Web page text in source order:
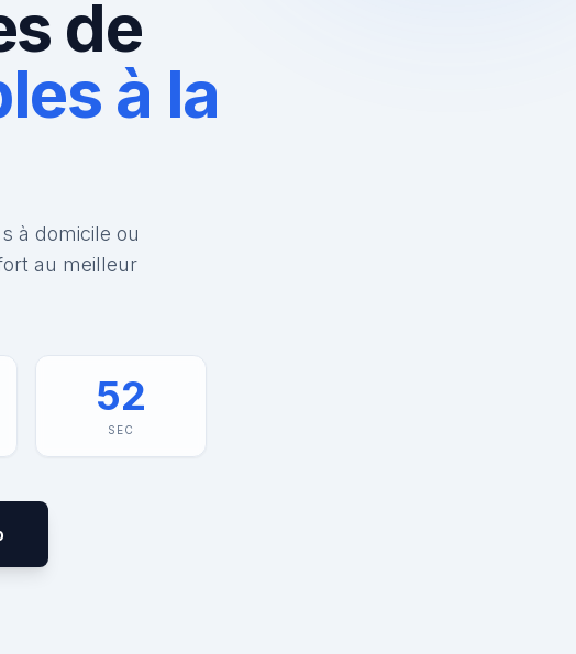
de
à la
à domicile ou
au meilleur
52
SEC